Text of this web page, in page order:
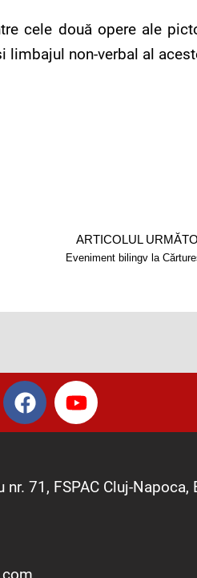
cele două opere ale
limbajul non-verbal al
ARTICOLUL
Eveniment bilingv la
F
a
c
b
o
Y
o
u
u
b
71, FSPAC Cluj-Napoca,